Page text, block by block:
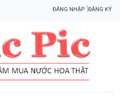
ĐĂNG NHẬP ĐĂNG KÝ